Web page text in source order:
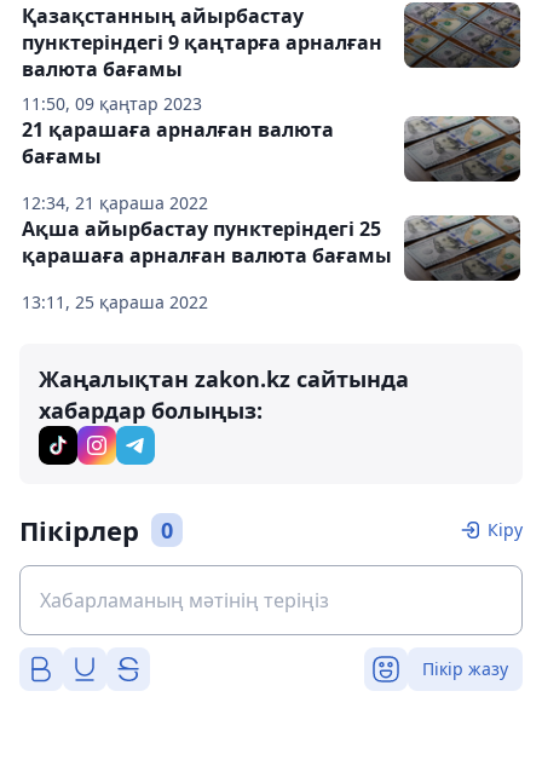
11:50, 09 қаңтар 2023
Қазақстанның айырбастау
пунктеріндегі 9 қаңтарға арналған
валюта бағамы
12:34, 21 қараша 2022
21 қарашаға арналған валюта
бағамы
13:11, 25 қараша 2022
Ақша айырбастау пунктеріндегі 25
қарашаға арналған валюта бағамы
Жаңалықтан zakon.kz сайтында
хабардар болыңыз:
Пікірлер 0 Кіру
Пікір жазу